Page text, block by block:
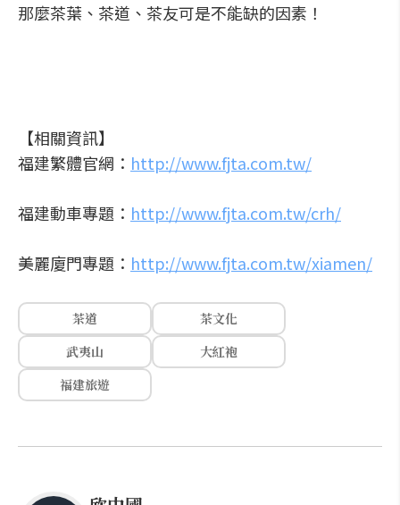
那麼茶葉、茶道、茶友可是不能缺的因素！
【相關資訊】
福建繁體官網： http://www.fjta.com.tw/
福建動車專題： http://www.fjta.com.tw/crh/
美麗廈門專題： http://www.fjta.com.tw/xiamen/
茶道
茶文化
武夷山
大紅袍
福建旅遊